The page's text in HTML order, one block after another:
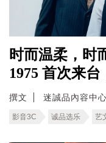
时而温柔，时
1975 首次来
撰文 迷誠品內容中心
影音3C 诚品选乐 艺